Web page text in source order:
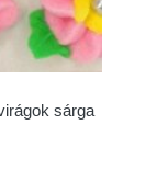
sárga